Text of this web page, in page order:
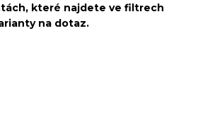
které najdete ve filtrech
na dotaz.